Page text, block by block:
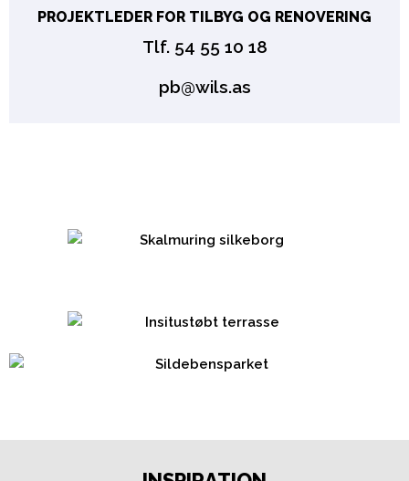
PROJEKTLEDER FOR TILBYG OG RENOVERING
Tlf. 54 55 10 18
pb@wils.as